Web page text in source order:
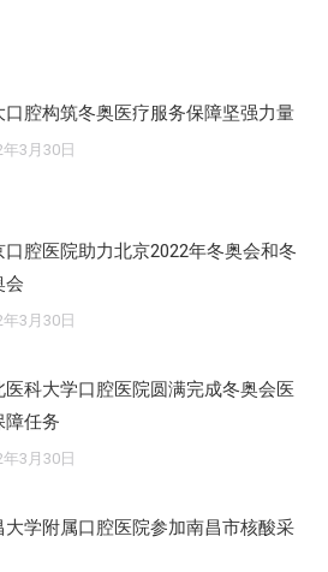
口腔构筑冬奥医疗服务保障坚强力量
3月30日
口腔医院助力北京2022年冬奥会和冬
会
3月30日
医科大学口腔医院圆满完成冬奥会医
障任务
3月30日
大学附属口腔医院参加南昌市核酸采